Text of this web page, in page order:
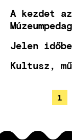
A kezdet
Jelen
Kultusz,
OLDALSZÁMOZÁS
1